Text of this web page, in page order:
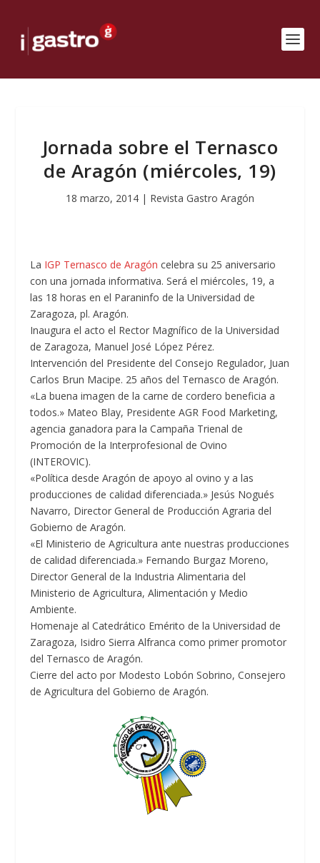
Jornada sobre el Ternasco
de Aragón (miércoles, 19)
18 marzo, 2014 | Revista Gastro Aragón
La IGP Ternasco de Aragón celebra su 25 aniversario
con una jornada informativa. Será el miércoles, 19, a
las 18 horas en el Paraninfo de la Universidad de
Zaragoza, pl. Aragón.
Inaugura el acto el Rector Magnífico de la Universidad
de Zaragoza, Manuel José López Pérez.
Intervención del Presidente del Consejo Regulador, Juan
Carlos Brun Macipe. 25 años del Ternasco de Aragón.
«La buena imagen de la carne de cordero beneficia a
todos.» Mateo Blay, Presidente AGR Food Marketing,
agencia ganadora para la Campaña Trienal de
Promoción de la Interprofesional de Ovino
(INTEROVIC).
«Política desde Aragón de apoyo al ovino y a las
producciones de calidad diferenciada.» Jesús Nogués
Navarro, Director General de Producción Agraria del
Gobierno de Aragón.
«El Ministerio de Agricultura ante nuestras producciones
de calidad diferenciada.» Fernando Burgaz Moreno,
Director General de la Industria Alimentaria del
Ministerio de Agricultura, Alimentación y Medio
Ambiente.
Homenaje al Catedrático Emérito de la Universidad de
Zaragoza, Isidro Sierra Alfranca como primer promotor
del Ternasco de Aragón.
Cierre del acto por Modesto Lobón Sobrino, Consejero
de Agricultura del Gobierno de Aragón.